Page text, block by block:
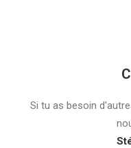
Si tu as besoin